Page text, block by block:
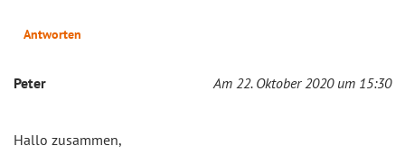
Antworten
Peter Am 22. Oktober 2020 um 15:30
Hallo zusammen,